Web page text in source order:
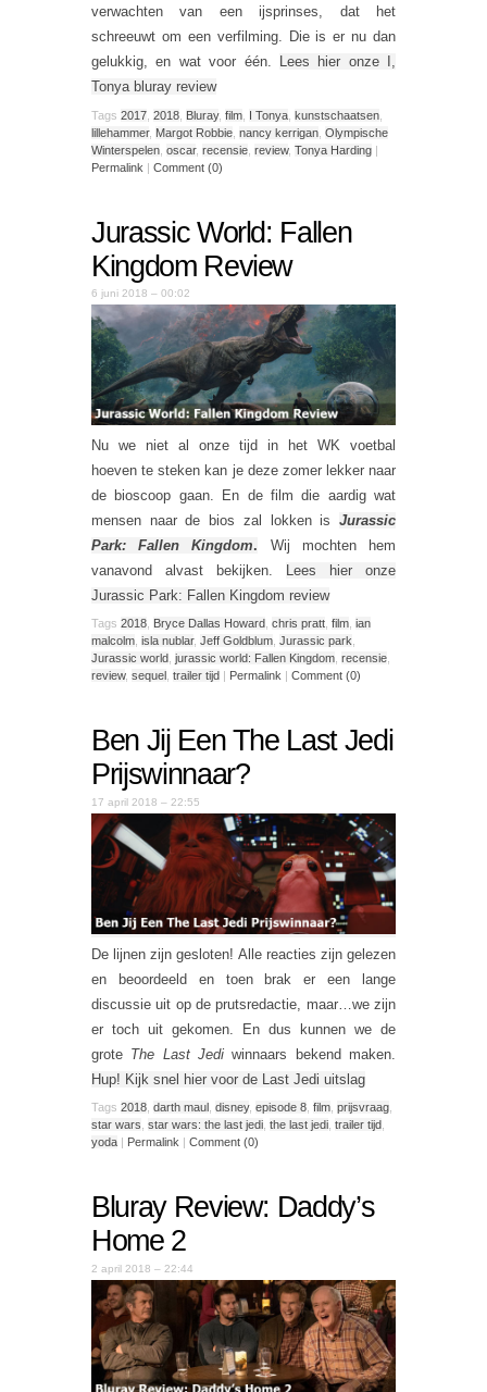
verwachten van een ijsprinses, dat het
schreeuwt om een verfilming. Die is er nu dan
gelukkig, en wat voor één.
Lees hier onze I,
Tonya bluray review
Tags 2017 2018 Bluray, film I Tonya kunstschaatsen
lillehammer, Margot Robbie nancy kerrigan Olympische
Winterspelen oscar, recensie review, Tonya Harding |
Permalink | Comment (0)
Jurassic World: Fallen
Kingdom Review
6 juni 2018 – 00:02
Nu we niet al onze tijd in het WK voetbal
hoeven te steken kan je deze zomer lekker naar
de bioscoop gaan. En de film die aardig wat
mensen naar de bios zal lokken is Jurassic
Park: Fallen Kingdom. Wij mochten hem
vanavond alvast bekijken.
Lees hier onze
Jurassic Park: Fallen Kingdom review
Tags 2018 Bryce Dallas Howard chris pratt film ian
malcolm isla nublar, Jeff Goldblum Jurassic park
Jurassic world jurassic world: Fallen Kingdom recensie
review, sequel trailer tijd Permalink Comment (0)
Ben Jij Een The Last Jedi
Prijswinnaar?
17 april 2018 – 22:55
De lijnen zijn gesloten! Alle reacties zijn gelezen
en beoordeeld en toen brak er een lange
discussie uit op de prutsredactie, maar…we zijn
er toch uit gekomen. En dus kunnen we de
grote The Last Jedi winnaars bekend maken.
Hup! Kijk snel hier voor de Last Jedi uitslag
Tags 2018 darth maul disney, episode 8 film prijsvraag
star wars star wars: the last jedi the last jedi trailer tijd
yoda | Permalink | Comment (0)
Bluray Review: Daddy’s
Home 2
2 april 2018 – 22:44